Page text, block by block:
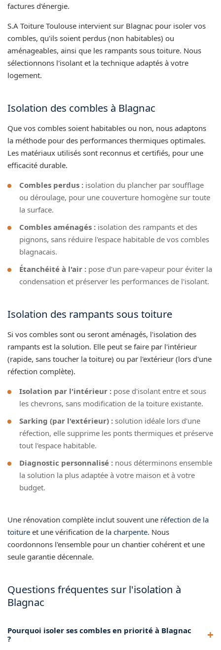
factures d'énergie.
S.A Toiture Toulouse intervient sur Blagnac pour isoler vos
combles, qu'ils soient perdus (non habitables) ou
aménageables, ainsi que les rampants sous toiture. Nous
sélectionnons l'isolant et la technique adaptés à votre
logement.
Isolation des combles à Blagnac
Que vos combles soient habitables ou non, nous adaptons
la méthode pour des performances thermiques optimales.
Les matériaux utilisés sont reconnus et certifiés, pour une
efficacité durable.
Combles perdus : isolation du plancher par soufflage
ou déroulage, pour une couverture homogène sur toute
la surface.
Combles aménagés : isolation des rampants et des
pignons, sans réduire l'espace habitable de vos combles
blagnacais.
Étanchéité à l'air : pose d'un pare-vapeur pour éviter la
condensation et préserver les performances de l'isolant.
Isolation des rampants sous toiture
Si vos combles sont ou seront aménagés, l'isolation des
rampants est la solution. Elle peut se faire par l'intérieur
(rapide, sans toucher la toiture) ou par l'extérieur (lors d'une
réfection complète).
Isolation par l'intérieur : pose d'isolant entre et sous
les chevrons, sans modification de la toiture existante.
Sarking (par l'extérieur) : solution idéale lors d'une
réfection, elle supprime les ponts thermiques et préserve
tout l'espace habitable.
Diagnostic personnalisé : nous déterminons ensemble
la solution la plus adaptée à votre maison et à votre
budget.
Une rénovation complète inclut souvent une réfection de la
toiture et une vérification de la charpente. Nous
coordonnons l'ensemble pour un chantier cohérent et une
seule garantie décennale.
Questions fréquentes sur l'isolation à
Blagnac
Pourquoi isoler ses combles en priorité à Blagnac
?